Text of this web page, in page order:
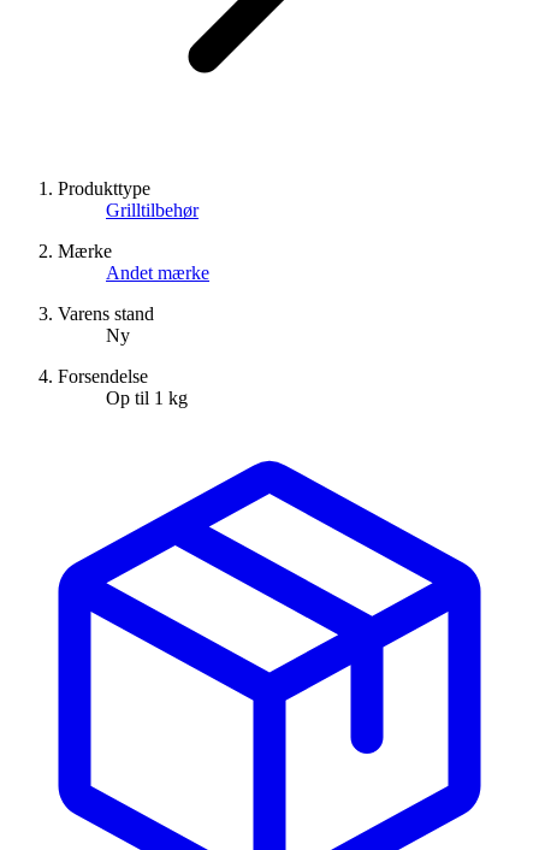
Produkttype
Grilltilbehør
Mærke
Andet mærke
Varens stand
Ny
Forsendelse
Op til 1 kg